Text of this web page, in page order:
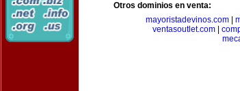
Otros dominios en venta:
mayoristadevinos.com
ventasoutlet.com